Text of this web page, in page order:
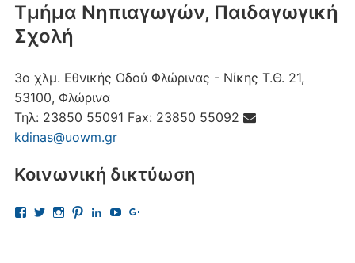
Τμήμα Νηπιαγωγών, Παιδαγωγική
Σχολή
3ο χλμ. Εθνικής Οδού Φλώρινας - Νίκης Τ.Θ. 21,
53100, Φλώρινα
Τηλ: 23850 55091 Fax: 23850 55092
kdinas@uowm.gr
Κοινωνική δικτύωση
Προβολή
Προβολή
Προβολή
Προβολή
Προβολή
Προβολή